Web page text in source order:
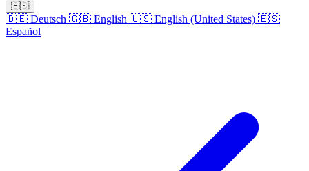
🇪🇸
🇩🇪 Deutsch 🇬🇧 English 🇺🇸 English (United States) 🇪🇸
Español